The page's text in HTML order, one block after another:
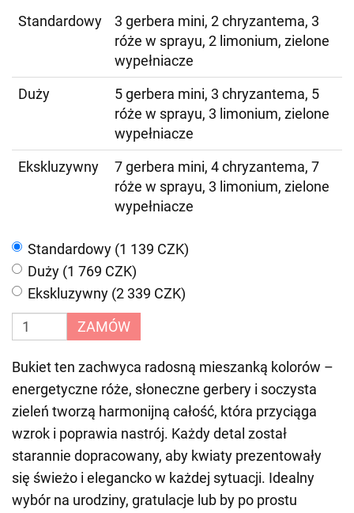
Standardowy
3 gerbera mini, 2 chryzantema, 3
róże w sprayu, 2 limonium, zielone
wypełniacze
Duży
5 gerbera mini, 3 chryzantema, 5
róże w sprayu, 3 limonium, zielone
wypełniacze
Ekskluzywny
7 gerbera mini, 4 chryzantema, 7
róże w sprayu, 3 limonium, zielone
wypełniacze
Standardowy (1 139 CZK)
Duży (1 769 CZK)
Ekskluzywny (2 339 CZK)
ZAMÓW
Bukiet ten zachwyca radosną mieszanką kolorów –
energetyczne róże, słoneczne gerbery i soczysta
zieleń tworzą harmonijną całość, która przyciąga
wzrok i poprawia nastrój. Każdy detal został
starannie dopracowany, aby kwiaty prezentowały
się świeżo i elegancko w każdej sytuacji. Idealny
wybór na urodziny, gratulacje lub by po prostu